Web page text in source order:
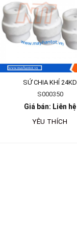
SỨ CHIA KHÍ 24KD
S000350
Giá bán: Liên hệ
YÊU THÍCH